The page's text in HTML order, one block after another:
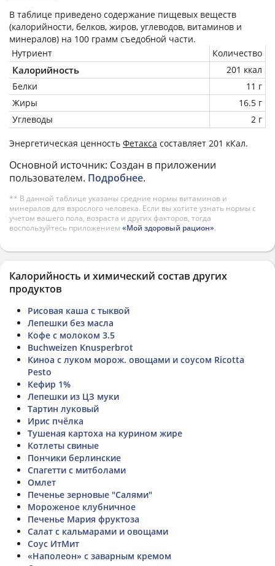
В таблице приведено содержание пищевых веществ
(калорийности, белков, жиров, углеводов, витаминов и
минералов) на 100 грамм съедобной части.
Нутриент
Количество
Калорийность
201 ккал
Белки
11 г
Жиры
16.5 г
Углеводы
2 г
Энергетическая ценность Фетакса составляет 201 кКал.
Основной источник: Создан в приложении
пользователем. Подробнее.
** В данной таблице указаны средние нормы витаминов и
минералов для взрослого человека. Если вы хотите узнать нормы с
учетом вашего пола, возраста и других факторов, тогда
воспользуйтесь приложением «Мой здоровый рацион».
Калорийность и химический состав других
продуктов
Рисовая каша с тыквой
Лепешки без масла
Кофе с молоком 3.5
Buchweizen Knusperbrot
Киноа с луком морож. овощами и соусом Ricotta
Pesto
Кефир 1%
Лепешки из ЦЗ муки
Тартин луковый
Ирис пчёлка
Тушеная картоха на курином жире
Котлеты свиные
Пончики берлинские
Спагетти с митболами
Омлет
Печенье зерновые "Салями"
Мороженое клубничное
Печенье Мария фруктоза
Салат с кальмарами и овощами
Соус ИтМит
«Наполеон» с заварным кремом